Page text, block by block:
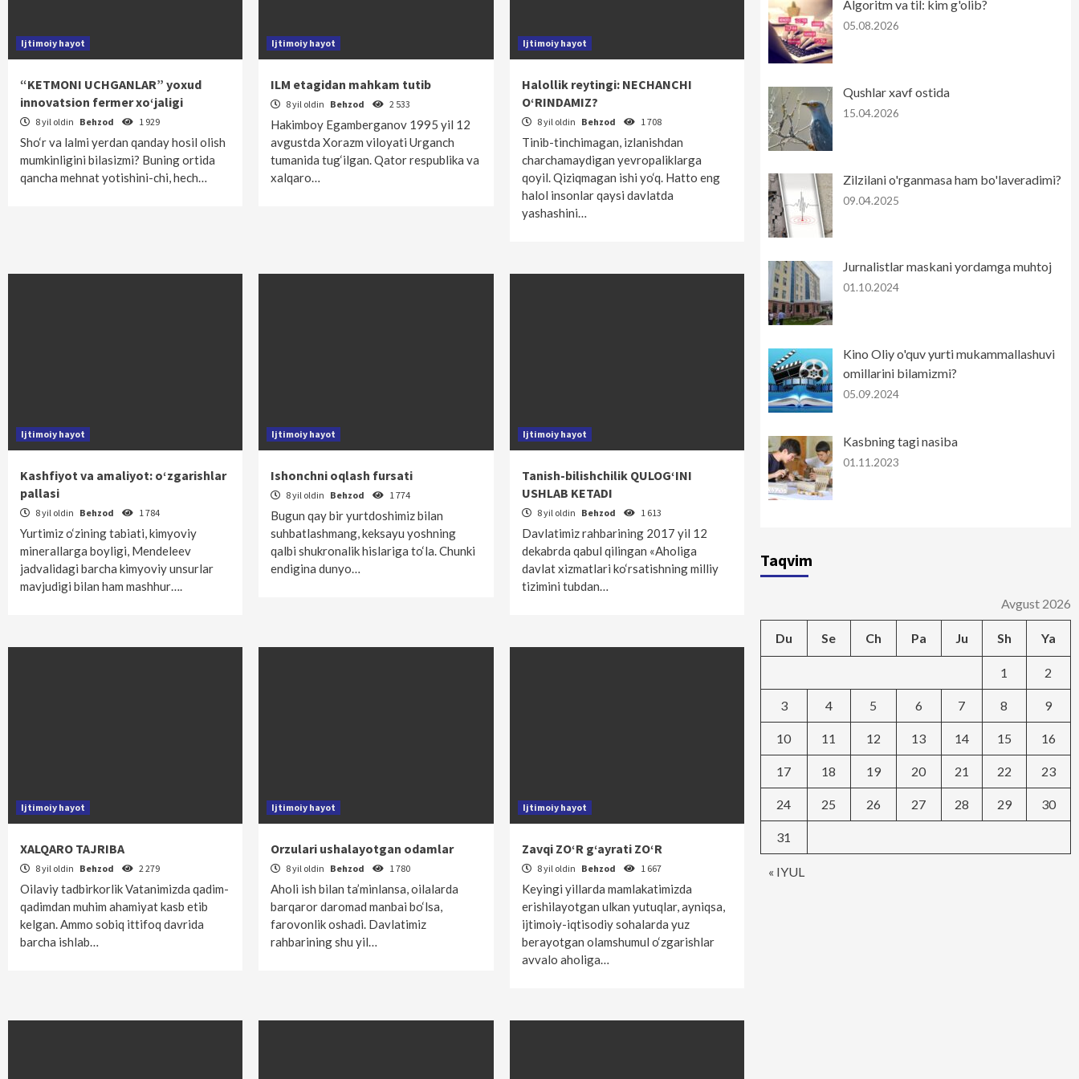
Ijtimoiy hayot
“KETMONI UCHGANLAR” yoxud
innovatsion fermer xo‘jaligi
8 yil oldin Behzod 1 929
Sho‘r va lalmi yerdan qanday hosil olish
mumkinligini bilasizmi? Buning ortida
qancha mehnat yotishini-chi, hech…
Ijtimoiy hayot
ILM etagidan mahkam tutib
8 yil oldin Behzod 2 533
Hakimboy Egamberganov 1995 yil 12
avgustda Xorazm viloyati Urganch
tumanida tug‘ilgan. Qator respublika va
xalqaro…
Ijtimoiy hayot
Halollik reytingi: NECHANCHI
O‘RINDAMIZ?
8 yil oldin Behzod 1 708
Tinib-tinchimagan, izlanishdan
charchamaydigan yevropaliklarga
qoyil. Qiziqmagan ishi yo‘q. Hatto eng
halol insonlar qaysi davlatda
yashashini…
Ijtimoiy hayot
Kashfiyot va amaliyot: o‘zgarishlar
pallasi
8 yil oldin Behzod 1 784
Yurtimiz o‘zining tabiati, kimyoviy
minerallarga boyligi, Mendeleev
jadvalidagi barcha kimyoviy unsurlar
mavjudigi bilan ham mashhur….
Ijtimoiy hayot
Ishonchni oqlash fursati
8 yil oldin Behzod 1 774
Bugun qay bir yurtdoshimiz bilan
suhbatlashmang, keksayu yoshning
qalbi shukronalik hislariga to‘la. Chunki
endigina dunyo…
Ijtimoiy hayot
Tanish-bilishchilik QULOG‘INI
USHLAB KETADI
8 yil oldin Behzod 1 613
Davlatimiz rahbarining 2017 yil 12
dekabrda qabul qilingan «Aholiga
davlat xizmatlari ko‘rsatishning milliy
tizimini tubdan…
Ijtimoiy hayot
XALQARO TAJRIBA
8 yil oldin Behzod 2 279
Oilaviy tadbirkorlik Vatanimizda qadim-
qadimdan muhim ahamiyat kasb etib
kelgan. Ammo sobiq ittifoq davrida
barcha ishlab…
Ijtimoiy hayot
Orzulari ushalayotgan odamlar
8 yil oldin Behzod 1 780
Aholi ish bilan ta’minlansa, oilalarda
barqaror daromad manbai bo‘lsa,
farovonlik oshadi. Davlatimiz
rahbarining shu yil…
Ijtimoiy hayot
Zavqi ZO‘R g‘ayrati ZO‘R
8 yil oldin Behzod 1 667
Keyingi yillarda mamlakatimizda
erishilayotgan ulkan yutuqlar, ayniqsa,
ijtimoiy-iqtisodiy sohalarda yuz
berayotgan olamshumul o‘zgarishlar
avvalo aholiga…
Algoritm va til: kim g'olib?
05.08.2026
Qushlar xavf ostida
15.04.2026
Zilzilani o'rganmasa ham bo'laveradimi?
09.04.2025
Jurnalistlar maskani yordamga muhtoj
01.10.2024
Kino Oliy o'quv yurti mukammallashuvi
omillarini bilamizmi?
05.09.2024
Kasbning tagi nasiba
01.11.2023
Taqvim
Avgust 2026
Du Se Ch Pa Ju Sh Ya
« IYUL
1 2
3 4 5 6 7 8 9
10 11 12 13 14 15 16
17 18 19 20 21 22 23
24 25 26 27 28 29 30
31